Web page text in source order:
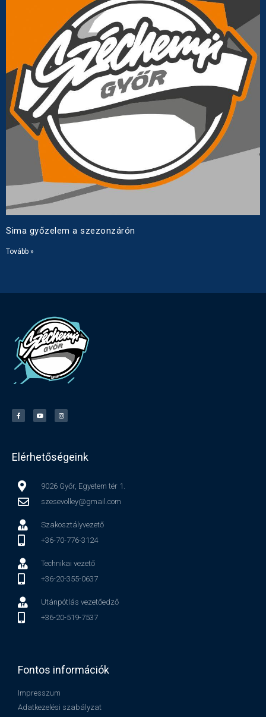
Sima győzelem a szezonzárón
Tovább »
Elérhetőségeink
9026 Győr, Egyetem tér 1.
szesevolley@gmail.com
Szakosztályvezető
+36-70-776-3124
Technikai vezető
+36-20-355-0637
Utánpótlás vezetőedző
+36-20-519-7537
Fontos információk
Impresszum
Adatkezelési szabályzat